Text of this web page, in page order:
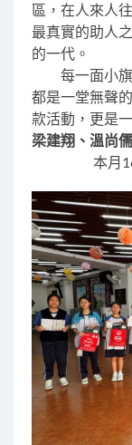
區 ，在人來人
最真實的助人
的一代。
每一面小旗
都是一堂無聲
款活動，更是
梁建翔、溫尚
本月